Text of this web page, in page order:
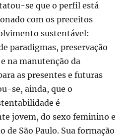
se que o perfil está
com os preceitos
sustentável:
paradigmas, preservação
na manutenção da
as presentes e futuras
se, ainda, que o
é
jovem, do sexo feminino e
de São Paulo. Sua formação